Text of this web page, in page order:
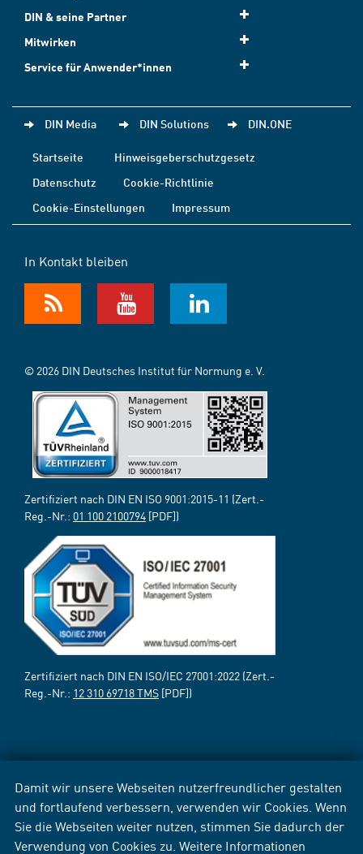
Damit wir unsere Webseiten nutzerfreundlicher gestalten
und fortlaufend verbessern, verwenden wir Cookies. Wenn
Sie die Webseiten weiter nutzen, stimmen Sie dadurch der
Verwendung von Cookies zu. Weitere Informationen
DIN & seine Partner
Mitwirken
Service für Anwender*innen
DIN Media DIN Solutions DIN.ONE
Startseite
Hinweisgeberschutzgesetz
Datenschutz
Cookie-Richtlinie
Cookie-Einstellungen
Impressum
In Kontakt bleiben
© 2026 DIN Deutsches Institut für Normung e. V.
Zertifiziert nach DIN EN ISO 9001:2015-11 (Zert.-
Reg.-Nr.: 01 100 2100794 [PDF])
Zertifiziert nach DIN EN ISO/IEC 27001:2022 (Zert.-
Reg.-Nr.: 12 310 69718 TMS [PDF])